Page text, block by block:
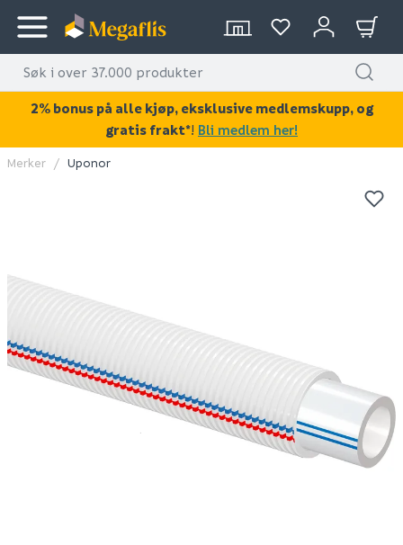
KAN DISSE VÆRE AV INTERESSE?
Uponor teck enkel-
Uponor aqua plus albue
m/avstengning pl/dr
1/2"mt-3/8mt, cap
70mm, l=85mm
Merker Uponor
2% bonus på alle kjøp, eksklusive medlemskupp, og
gratis frakt*! Bli medlem her!